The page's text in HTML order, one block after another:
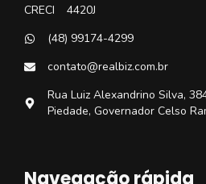
CRECI
4420J
(48) 99174-4299
contato@realbiz.com.br
Rua Luiz Alexandrino Silva,
Piedade, Governador Celso
Navegação rápida